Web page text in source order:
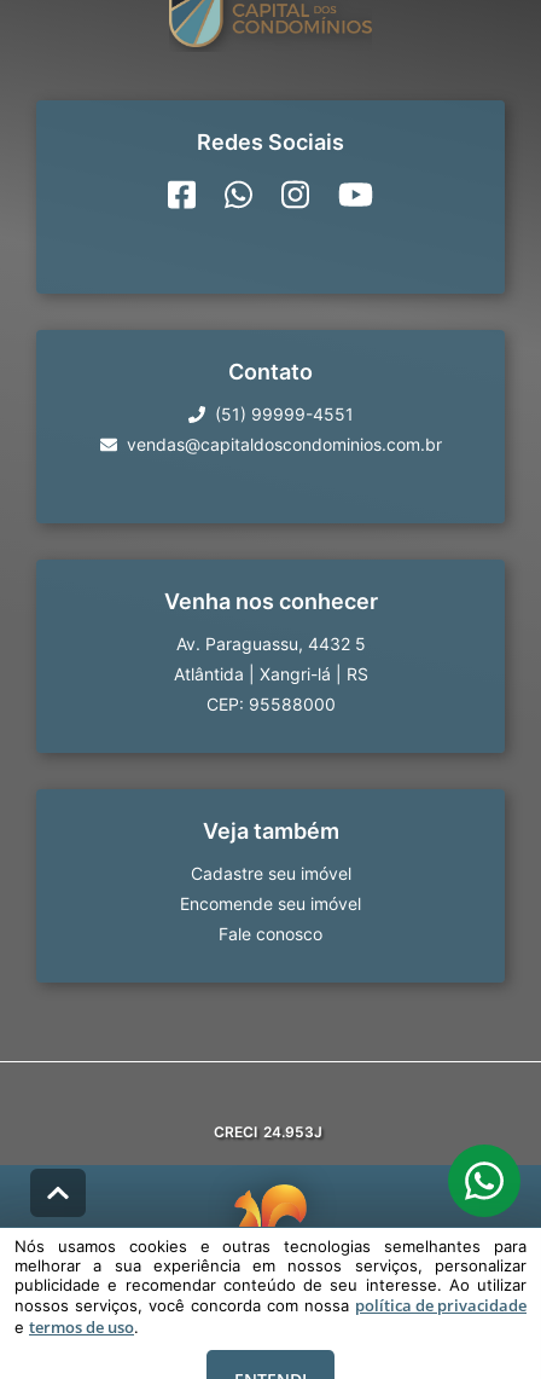
Redes Sociais
Contato
(51) 99999-4551
vendas@capitaldoscondominios.com.br
Venha nos conhecer
Av. Paraguassu, 4432 5
Atlântida
Xangri-lá
RS
CEP: 95588000
Veja também
Cadastre seu imóvel
Encomende seu imóvel
Fale conosco
CRECI 24.953J
© DESENVOLVIDO PELAAGIL.NET
Nós usamos cookies e outras tecnologias semelhantes para melhorar a
sua experiência em nossos serviços, personalizar publicidade e
Nós usamos cookies e outras tecnologias semelhantes para
melhorar a sua experiência em nossos serviços, personalizar
publicidade e recomendar conteúdo de seu interesse. Ao utilizar
nossos serviços, você concorda com nossa política de privacidade
e termos de uso.